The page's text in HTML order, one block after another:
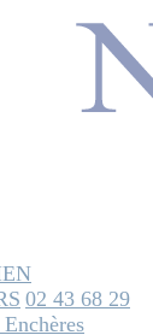
02 43 68 29